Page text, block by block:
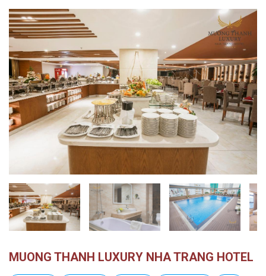
越
南
最
好
的
合
作
夥
伴！
旅
行
社
MUONG THANH LUXURY NHA TRANG HOTEL